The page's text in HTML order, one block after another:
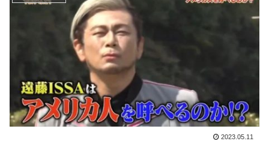
2023.05.11